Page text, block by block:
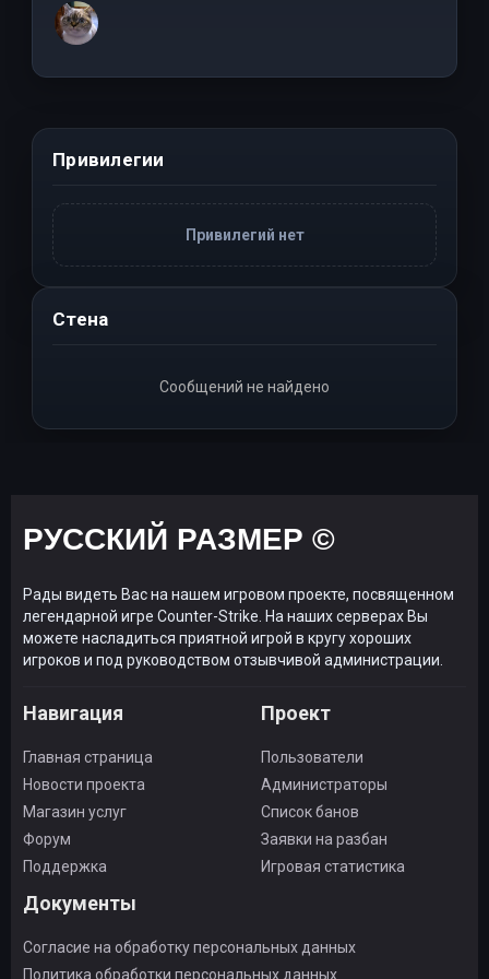
Привилегии
Привилегий нет
Стена
Сообщений не найдено
РУССКИЙ РАЗМЕР ©
Рады видеть Вас на нашем игровом проекте, посвященном
легендарной игре Counter-Strike. На наших серверах Вы
можете насладиться приятной игрой в кругу хороших
игроков и под руководством отзывчивой администрации.
Навигация
Главная страница
Новости проекта
Магазин услуг
Форум
Поддержка
Проект
Пользователи
Администраторы
Список банов
Заявки на разбан
Игровая статистика
Документы
Согласие на обработку персональных данных
Политика обработки персональных данных